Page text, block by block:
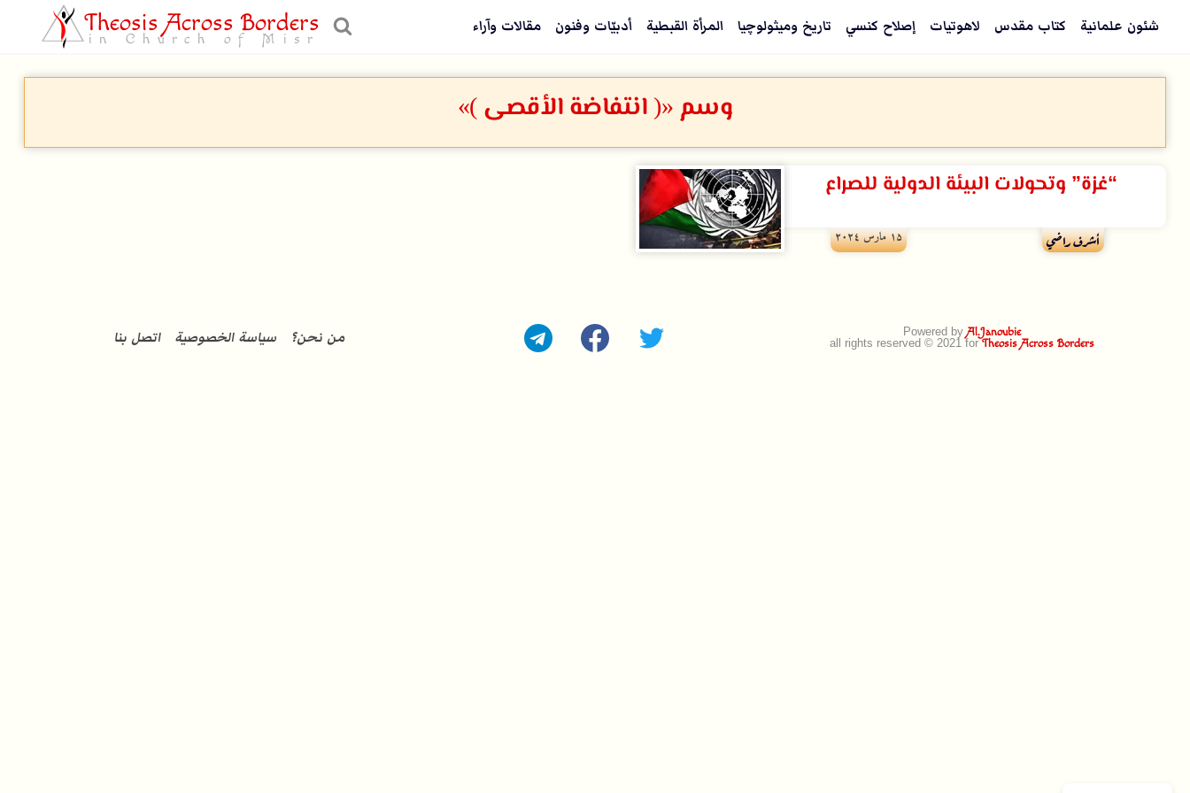
شئون علمانية كتاب مقدس لاهوتيات إصلاح كنسي تاريخ وميثولوچيا المرأة القبطية أدبيّات وفنون مقالات وآراء Theosis Across Borders
in Church of Misr
وسم «( انتفاضة الأقصى )»
“غزة” وتحولات البيئة الدولية للصراع
أشرف راضي ۱۵ مارس ۲۰۲٤
Powered byAl.Janoubie
all rights reserved © 2021 forTheosis Across Borders من نحن؟ سياسة الخصوصية اتصل بنا